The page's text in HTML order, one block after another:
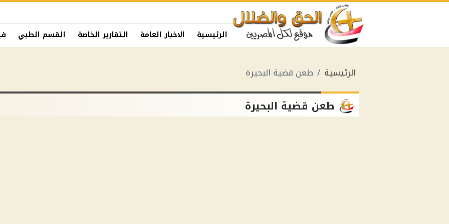
الرئيسية الاخبار العامة التقارير الخاصة القسم الطبي
الرئيسية طعن قضية البحيرة
طعن قضية البحيرة